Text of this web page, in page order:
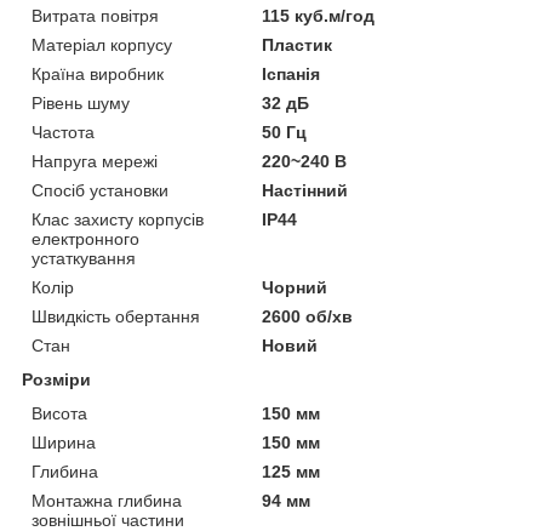
Витрата повітря
115 куб.м/год
Матеріал корпусу
Пластик
Країна виробник
Іспанія
Рівень шуму
32 дБ
Частота
50 Гц
Напруга мережі
220~240 В
Спосіб установки
Настінний
Клас захисту корпусів
електронного
устаткування
IP44
Колір
Чорний
Швидкість обертання
2600 об/хв
Стан
Новий
Розміри
Висота
150 мм
Ширина
150 мм
Глибина
125 мм
Монтажна глибина
зовнішньої частини
94 мм